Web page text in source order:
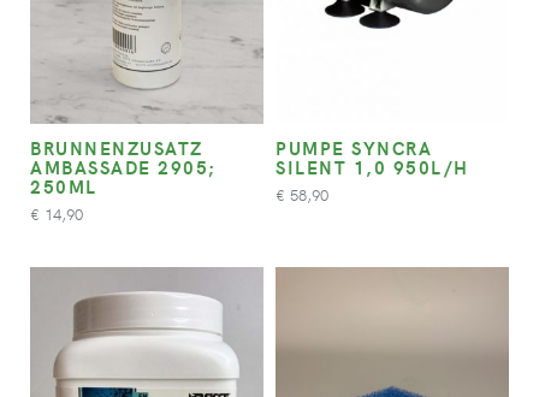
BRUNNENZUSATZ
AMBASSADE 2905;
250ML
€ 14,90
PUMPE SYNCRA
SILENT 1,0 950L/H
€ 58,90